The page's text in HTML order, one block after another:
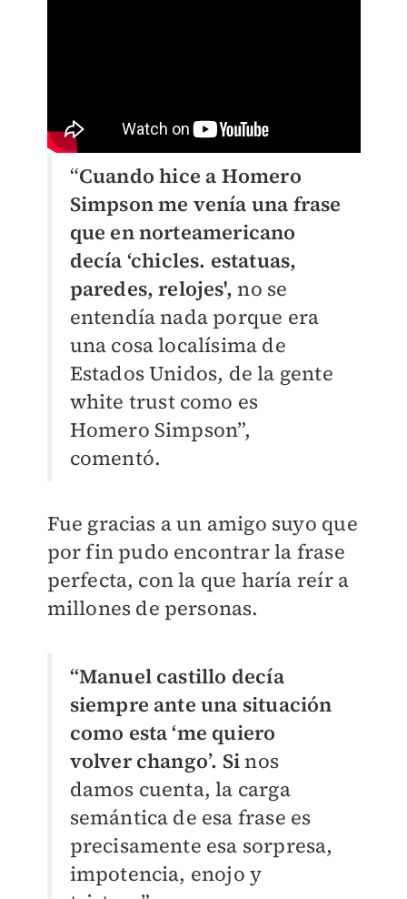
“Cuando hice a Homero
Simpson me venía una frase
que en norteamericano
decía ‘chicles. estatuas,
paredes, relojes',no se
entendía nada porque era
una cosa localísima de
Estados Unidos, de la gente
white trust como es
Homero Simpson”,
comentó.
Fue gracias a un amigo suyo que
por fin pudo encontrar la frase
perfecta, con la que haría reír a
millones de personas.
“Manuel castillo decía
siempre ante una situación
como esta ‘me quiero
volver chango’. Sinos
damos cuenta, la carga
semántica de esa frase es
precisamente esa sorpresa,
impotencia, enojo y